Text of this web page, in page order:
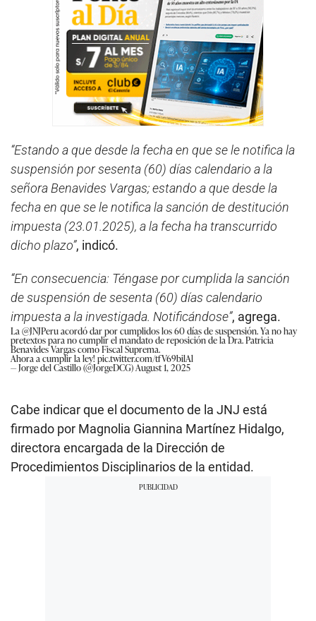
“Estando a que desde la fecha en que se le notifica la
suspensión por sesenta (60) días calendario a la
señora Benavides Vargas; estando a que desde la
fecha en que se le notifica la sanción de destitución
impuesta (23.01.2025), a la fecha ha transcurrido
dicho plazo”, indicó.
“En consecuencia: Téngase por cumplida la sanción
de suspensión de sesenta (60) días calendario
impuesta a la investigada. Notificándose”, agrega.
La @JNJPeruacordó dar por cumplidos los 60 días de suspensión. Ya no hay
pretextos para no cumplir el mandato de reposición de la Dra. Patricia
Benavides Vargas como Fiscal Suprema.
Ahora a cumplir la ley! pic.twitter.com/tfV69bilAl
— Jorge del Castillo (@JorgeDCG)August 1, 2025
Cabe indicar que el documento de la JNJ está
firmado por Magnolia Giannina Martínez Hidalgo,
directora encargada de la Dirección de
Procedimientos Disciplinarios de la entidad.